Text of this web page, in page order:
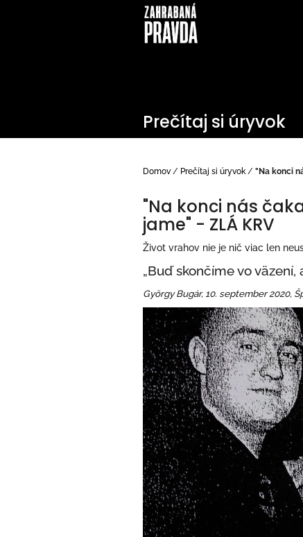
Prečítaj si úryvok
Domov / Prečítaj si úryvok / "Na konci
"Na konci nás
jame" - ZLÁ KRV
Život vrahov nie je nič viac len
„Buď skončíme vo väzení,
György Bugár, 10. september 2020,